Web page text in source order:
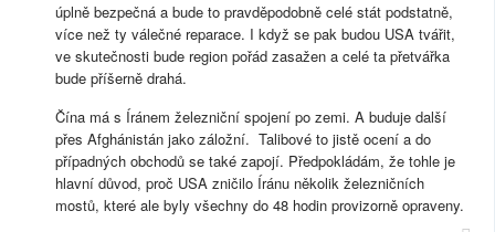
úplně bezpečná a bude to pravděpodobně celé stát podstatně,
více než ty válečné reparace. I když se pak budou USA tvářit,
ve skutečnosti bude region pořád zasažen a celé ta přetvářka
bude příšerně drahá.
Čína má s Íránem železniční spojení po zemi. A buduje další
přes Afghánistán jako záložní. Talibové to jistě ocení a do
případných obchodů se také zapojí. Předpokládám, že tohle je
hlavní důvod, proč USA zničilo Íránu několik železničních
mostů, které ale byly všechny do 48 hodin provizorně opraveny.